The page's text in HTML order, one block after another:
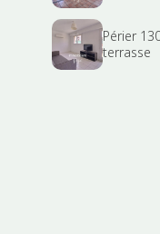
Périer
terrasse